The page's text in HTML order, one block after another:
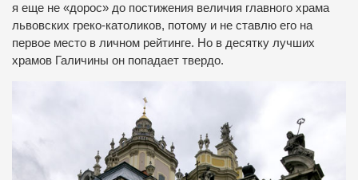
я еще не «дорос» до постижения величия главного храма
львовских греко-католиков, потому и не ставлю его на
первое место в личном рейтинге. Но в десятку лучших
храмов Галичины он попадает твердо.